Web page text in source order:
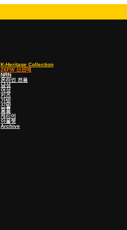
K-Heritage Collection
26FW 선판매
NRN
온라인 전용
남성
여성
키즈
가방
신발
용품
캐리어
아울렛
Archive